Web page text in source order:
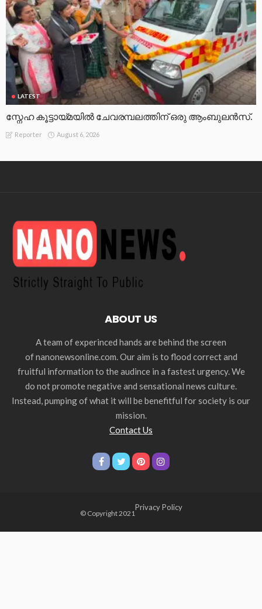
LATEST
സ്നേഹ കൂട്ടായ്മയിൽ ചേവരമ്പലത്തിന് ഒരു ആംബുലൻസ്.
Reporter August 6, 2026
ABOUT US
A team of experinced hands are behind the screen
of nanonewsonline.com. Our aim is to flood correct and
fruitful information to the audince in a fastest urgency. We
do not promote negative and sensational news culture.
Instead, pumping of what it will be benefitful for society is our
mission.
Contact Us
© Copyright 2021
Privacy Policy